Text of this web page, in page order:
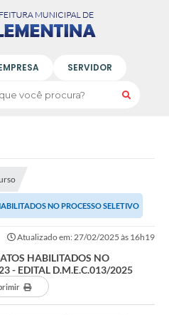
SERVIDOR
NO PROCESSO SELETIVO
Atualizado em: 27/02/2025 às 16h19
HABILITADOS NO
- EDITAL D.M.E.C.013/2025